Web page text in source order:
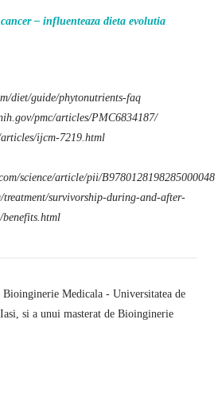
– influenteaza dieta evolutia
diet/guide/phytonutrients-faq
pmc/articles/PMC6834187/
ijcm-7219.html
science/article/pii/B9780128198285000048
treatment/survivorship-during-and-after-
Medicala - Universitatea de
si a unui masterat de Bioinginerie